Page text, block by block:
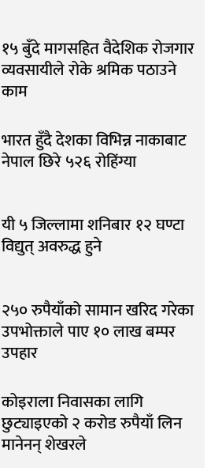
१५ बुँदे मागसहित वैदेशिक रोजगार
व्यवसायीले रोके श्रमिक पठाउने
काम
भारत हुँदै देशका विभिन्न नाकाबाट
नेपाल छिरे ५२६ रोहिंग्या
यी ५ जिल्लामा शनिबार १२ घण्टा
विद्युत् अवरुद्ध हुने
२५० रुपैयाँको सामान खरिद गरेका
उपभोक्ताले पाए १० लाख बम्पर
उपहार
कोइराला निवासका लागि
छुट्याइएको २ करोड रुपैयाँ लिन
मानेनन् शेखरले